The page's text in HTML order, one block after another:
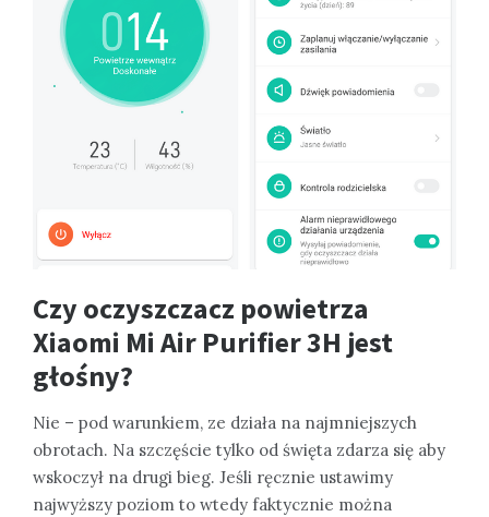
Czy oczyszczacz powietrza
Xiaomi Mi Air Purifier 3H jest
głośny?
Nie – pod warunkiem, ze działa na najmniejszych
obrotach. Na szczęście tylko od święta zdarza się aby
wskoczył na drugi bieg. Jeśli ręcznie ustawimy
najwyższy poziom to wtedy faktycznie można